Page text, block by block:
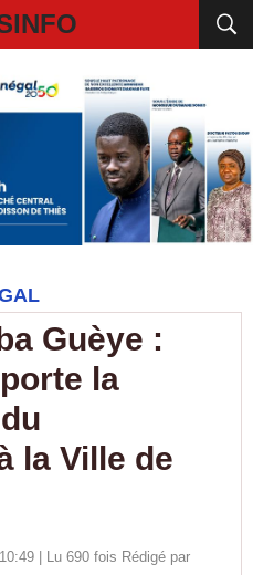
Guèye :
la
la Ville de
| Lu 690 fois Rédigé par